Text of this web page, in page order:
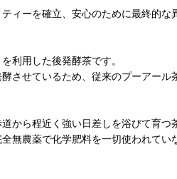
ィーを確立、安心のために最終的な
利用した後発酵茶です。
させているため、従来のプーアー
から程近く強い日差しを浴びて育
無農薬で化学肥料を一切使われてい